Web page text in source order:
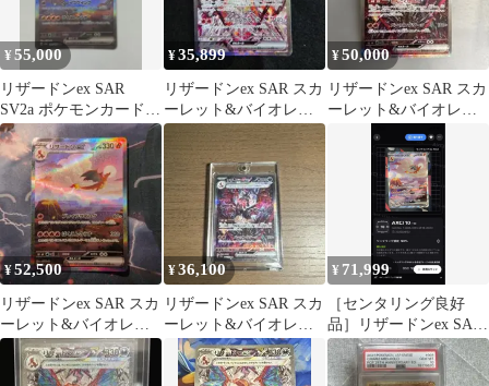
¥55,000
リザードンex SAR
SV2a ポケモンカード
151 201/165
¥35,899
リザードンex SAR スカ
ーレット&バイオレッ
ト 拡張パック
¥50,000
リザードンex SAR スカ
ーレット&バイオレッ
ト ハイクラスパック シ
ャイニ…
¥52,500
リザードンex SAR スカ
ーレット&バイオレッ
ト 強化拡張パック
¥36,100
リザードンex SAR スカ
ーレット&バイオレッ
ト 色違い 黒リザード
ン
¥ 71,999
［センタリング良好
品］リザードンex SAR
SV2a ポケモンカード
151